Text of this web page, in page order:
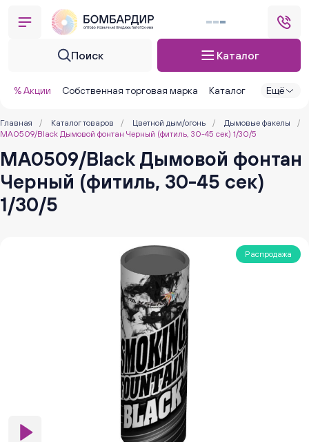
Поиск Каталог
% Акции Собственная торговая марка Каталог Ещё
Главная / Каталог товаров / Цветной дым/огонь / Дымовые факелы
/
MA0509/Black Дымовой фонтан Черный (фитиль, 30-45 сек) 1/30/5
MA0509/Black Дымовой фонтан
Черный (фитиль, 30-45 сек)
1/30/5
Распродажа